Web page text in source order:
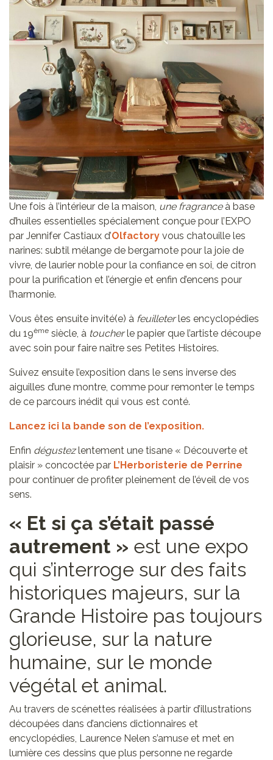
Une fois à l’intérieur de la maison, une fragranceà base
d’huiles essentielles spécialement conçue pour l’EXPO
par Jennifer Castiaux d’Olfactory vous chatouille les
narines: subtil mélange de bergamote pour la joie de
vivre, de laurier noble pour la confiance en soi, de citron
pour la purification et l’énergie et enfin d’encens pour
l’harmonie.
Vous êtes ensuite invité(e) à feuilleterles encyclopédies
du 19ème siècle, à toucherle papier que l’artiste découpe
avec soin pour faire naître ses Petites Histoires.
Suivez ensuite l’exposition dans le sens inverse des
aiguilles d’une montre, comme pour remonter le temps
de ce parcours inédit qui vous est conté.
Lancez ici la bande son de l’exposition.
Enfin dégustezlentement une tisane « Découverte et
plaisir » concoctée par L’Herboristerie de Perrine
pour continuer de profiter pleinement de l’éveil de vos
sens.
« Et si ça s’était passé
autrement » est une expo
qui s’interroge sur des faits
historiques majeurs, sur la
Grande Histoire pas toujours
glorieuse, sur la nature
humaine, sur le monde
végétal et animal.
Au travers de scénettes réalisées à partir d’illustrations
découpées dans d’anciens dictionnaires et
encyclopédies, Laurence Nelen s’amuse et met en
lumière ces dessins que plus personne ne regarde